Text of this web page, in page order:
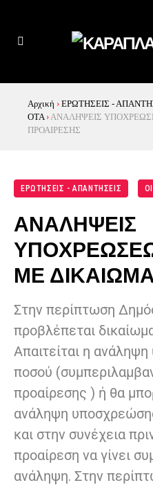
Αρχική › ΕΡΩΤΗΣΕΙΣ -
ΟΤΑ ›ΑΝΑΛΗΨΕΙΣ
ΠΡΟΑΙΡΕΣΗΣ
ΕΡΩΤΗΣΕΙΣ - ΑΠΑΝΤΗΣΕΙΣ
ΑΝΑΛΗΨΕΙΣ
ΜΕ
Στην περίπτωση
προβλέπεται
Απαιτείται η
ποσού
προαίρεσης ) ή θα
ανάληψη
και στην συνέχεια
προαίρεση να γίνει
ανάληψη. Στην